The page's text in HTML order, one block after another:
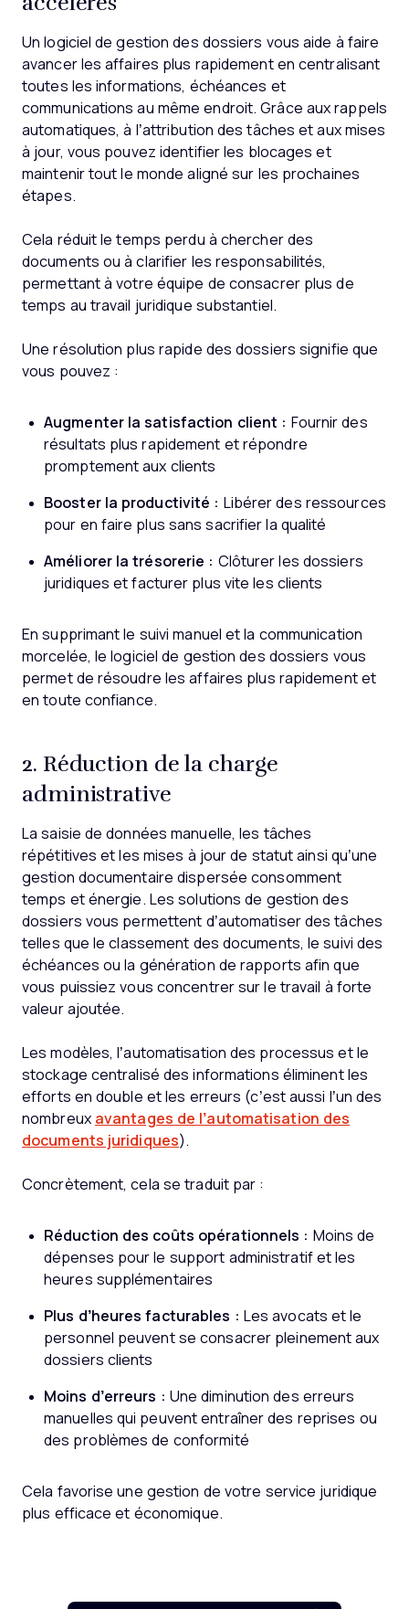
Un logiciel de gestion des dossiers vous aide à faire
avancer les affaires plus rapidement en centralisant
toutes les informations, échéances et
communications au même endroit. Grâce aux rappels
automatiques, à l’attribution des tâches et aux mises
à jour, vous pouvez identifier les blocages et
maintenir tout le monde aligné sur les prochaines
étapes.
Cela réduit le temps perdu à chercher des
documents ou à clarifier les responsabilités,
permettant à votre équipe de consacrer plus de
temps au travail juridique substantiel.
Une résolution plus rapide des dossiers signifie que
vous pouvez :
Augmenter la satisfaction client : Fournir des
résultats plus rapidement et répondre
promptement aux clients
Booster la productivité : Libérer des ressources
pour en faire plus sans sacrifier la qualité
Améliorer la trésorerie : Clôturer les dossiers
juridiques et facturer plus vite les clients
En supprimant le suivi manuel et la communication
morcelée, le logiciel de gestion des dossiers vous
permet de résoudre les affaires plus rapidement et
en toute confiance.
2. Réduction de la charge
administrative
La saisie de données manuelle, les tâches
répétitives et les mises à jour de statut ainsi qu’une
gestion documentaire dispersée consomment
temps et énergie. Les solutions de gestion des
dossiers vous permettent d’automatiser des tâches
telles que le classement des documents, le suivi des
échéances ou la génération de rapports afin que
vous puissiez vous concentrer sur le travail à forte
valeur ajoutée.
Les modèles, l’automatisation des processus et le
stockage centralisé des informations éliminent les
efforts en double et les erreurs (c’est aussi l’un des
nombreux avantages de l’automatisation des
documents juridiques).
Concrètement, cela se traduit par :
Réduction des coûts opérationnels : Moins de
dépenses pour le support administratif et les
heures supplémentaires
Plus d’heures facturables : Les avocats et le
personnel peuvent se consacrer pleinement aux
dossiers clients
Moins d’erreurs : Une diminution des erreurs
manuelles qui peuvent entraîner des reprises ou
des problèmes de conformité
Cela favorise une gestion de votre service juridique
plus efficace et économique.